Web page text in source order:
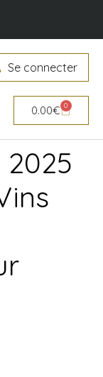
Se connecter
0.00€ 0
2025